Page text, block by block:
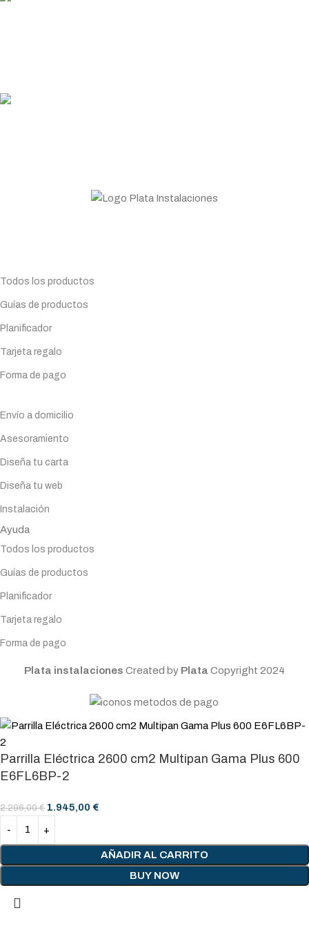
Todos los productos
Guías de productos
Planificador
Tarjeta regalo
Forma de pago
Envío a domicilio
Asesoramiento
Diseña tu carta
Diseña tu web
Instalación
Ayuda
Todos los productos
Guías de productos
Planificador
Tarjeta regalo
Forma de pago
Plata instalaciones Created by Plata Copyright 2024
Parrilla Eléctrica 2600 cm2 Multipan Gama Plus 600
E6FL6BP-2
2.296,00€ 1.945,00 €
AÑADIR AL CARRITO
BUY NOW